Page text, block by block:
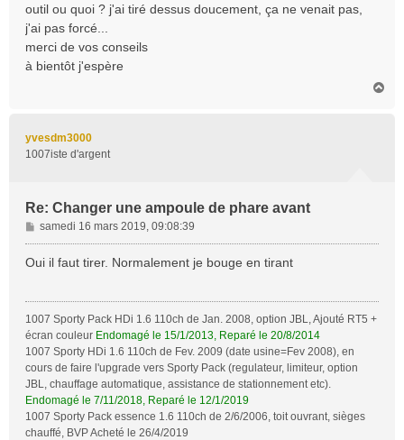
outil ou quoi ? j'ai tiré dessus doucement, ça ne venait pas,
j'ai pas forcé...
merci de vos conseils
à bientôt j'espère
yvesdm3000
1007iste d'argent
Re: Changer une ampoule de phare avant
M
e
s
e
samedi 16 mars 2019, 09:08:39
Oui il faut tirer. Normalement je bouge en tirant
1007 Sporty Pack HDi 1.6 110ch de Jan. 2008, option JBL, Ajouté RT5 +
écran couleur Endomagé le 15/1/2013, Reparé le 20/8/2014
1007 Sporty HDi 1.6 110ch de Fev. 2009 (date usine=Fev 2008), en
cours de faire l'upgrade vers Sporty Pack (regulateur, limiteur, option
JBL, chauffage automatique, assistance de stationnement etc).
Endomagé le 7/11/2018, Reparé le 12/1/2019
1007 Sporty Pack essence 1.6 110ch de 2/6/2006, toit ouvrant, sièges
chauffé, BVP Acheté le 26/4/2019